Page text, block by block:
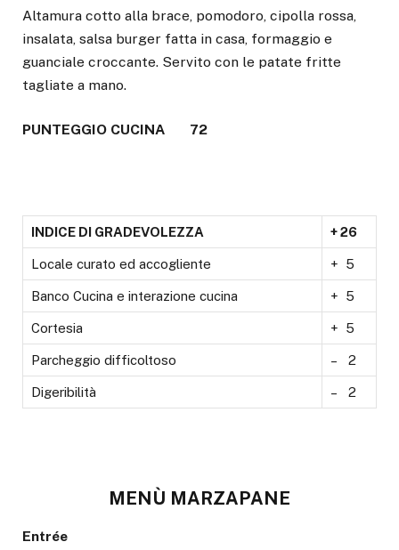
Altamura cotto alla brace, pomodoro, cipolla rossa,
insalata, salsa burger fatta in casa, formaggio e
guanciale croccante. Servito con le patate fritte
tagliate a mano.
PUNTEGGIO CUCINA 72
INDICE DI GRADEVOLEZZA + 26
Locale curato ed accogliente + 5
Banco Cucina e interazione cucina + 5
Cortesia + 5
Parcheggio difficoltoso – 2
Digeribilità – 2
MENÙ MARZAPANE
Entrée